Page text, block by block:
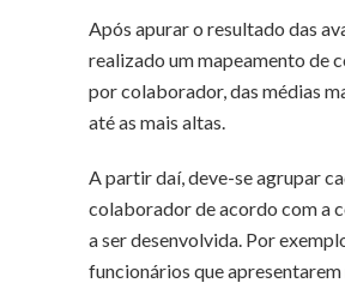
Após apurar o resultado das
realizado um mapeamento de
por colaborador, das médias
até as mais altas.
A partir daí, deve-se agrupar
colaborador de acordo com a
a ser desenvolvida. Por
funcionários que apresentarem